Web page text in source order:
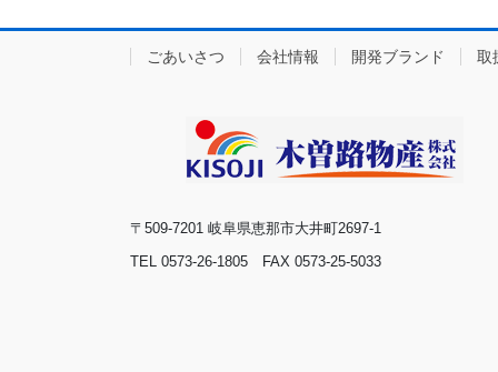
ごあいさつ 会社情報 開発ブランド 取
〒509-7201 岐阜県恵那市大井町2697-1
TEL 0573-26-1805 FAX 0573-25-5033